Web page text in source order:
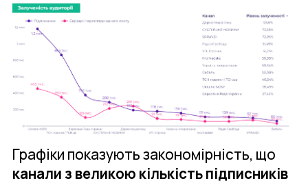
Графіки показують закономірність, що
канали з великою кількість підписників